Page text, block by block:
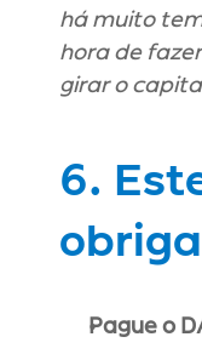
há muito
hora de
girar o
6.
Pague o